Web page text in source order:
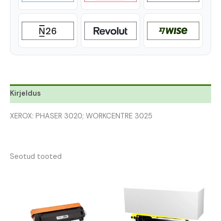
Kirjeldus
XEROX: PHASER 3020; WORKCENTRE 3025
Seotud tooted